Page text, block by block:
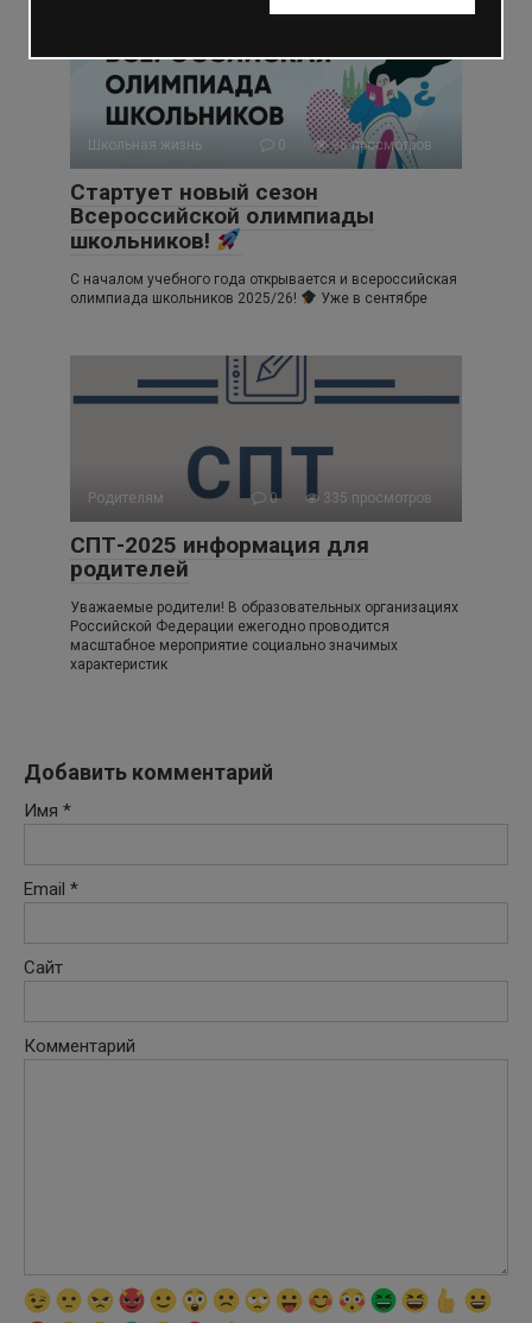
Школьная жизнь 0 96 просмотров
Стартует новый сезон
Всероссийской олимпиады
школьников!
С началом учебного года открывается и всероссийская
олимпиада школьников 2025/26!
Уже в сентябре
Родителям 0 335 просмотров
СПТ-2025 информация для
родителей
Уважаемые родители! В образовательных организациях
Российской Федерации ежегодно проводится
масштабное мероприятие социально значимых
характеристик
Добавить комментарий
Имя *
Email *
Сайт
Комментарий